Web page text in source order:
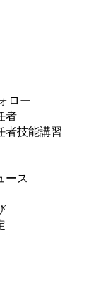
ロー
者
者技能講習
ース